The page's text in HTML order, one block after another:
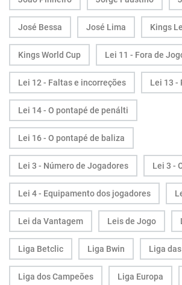
José Bessa José Lima Kings
Kings World Cup Lei 11 - Fora de
Lei 12 - Faltas e incorreções Lei 13 -
Lei 14 - O pontapé de penálti
Lei 16 - O pontapé de baliza
Lei 3 - Número de Jogadores Lei 3 -
Lei 4 - Equipamento dos jogadores
Lei da Vantagem Leis de Jogo
Liga Betclic Liga Bwin Liga
Liga dos Campeões Liga Europa